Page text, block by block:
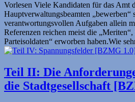
Vorlesen Viele Kandidaten für das Amt
Hauptverwaltungsbeamten „bewerben“
verantwortungsvollen Aufgaben allein
Referenzen reichen meist die
Parteisoldaten“ erworben haben.Wie
Teil II: Die
die Stadtgesellschaft